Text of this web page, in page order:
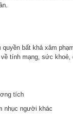
quyền bất khả xâm
tính mạng, sức khoẻ,
tích
nhục người khác